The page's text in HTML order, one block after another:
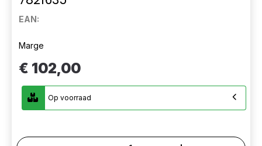
EAN:
Marge
€ 102,00
Op voorraad